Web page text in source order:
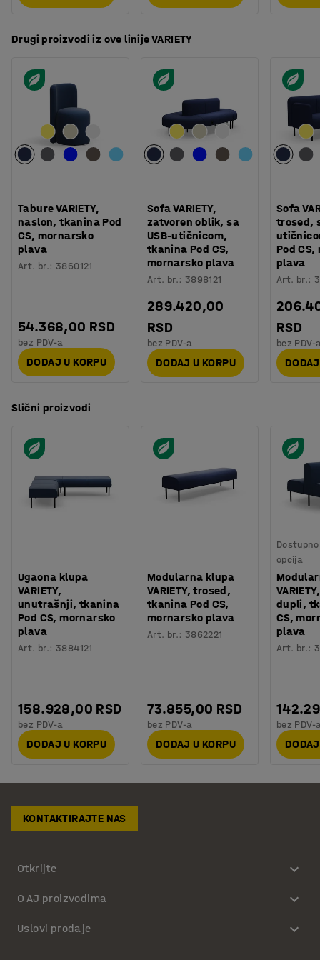
Drugi proizvodi iz ove linije VARIETY
Tabure VARIETY,
naslon, tkanina Pod
CS, mornarsko
plava
Art. br.:3860121
54.368,00 RSD
bez PDV-a
DODAJ U KORPU
Sofa VARIETY,
zatvoren oblik, sa
USB-utičnicom,
tkanina Pod CS,
mornarsko plava
Art. br.: 3898121
289.420,00
RSD
bez PDV-a
DODAJ U KORPU
Sofa
trosed,
Pod
plava
Art. br.:
RSD
bez PDV-
Slični proizvodi
Ugaona klupa
VARIETY,
unutrašnji, tkanina
Pod CS, mornarsko
plava
Art. br.:3884121
158.928,00 RSD
bez PDV-a
DODAJ U KORPU
Modularna klupa
VARIETY, trosed,
tkanina Pod CS,
mornarsko plava
Art. br.: 3862221
73.855,00 RSD
bez PDV-a
DODAJ U KORPU
opcija
dupli,
CS,
plava
Art. br.:
bez PDV-
KONTAKTIRAJTE NAS
Otkrijte
O AJ proizvodima
Uslovi prodaje